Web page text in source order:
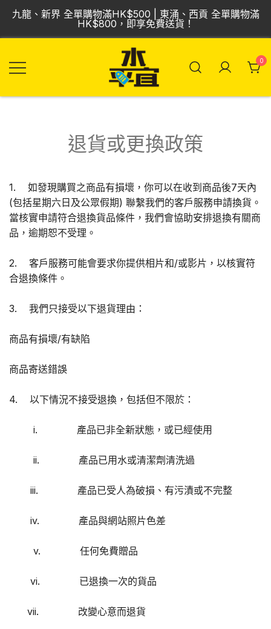
Skip
content
九龍、新界 全單購物滿HK$500 | 東涌、西貢 全單購物滿
HK$800，即享免費送貨！
酒、食品
0
退貨或更換政策
1. 如發現購買之商品有損壞，你可以在收到商品後7天內
(包括星期六日及公眾假期) 聯繫我們的客戶服務申請換貨。
當核實申請符合退換貨品條件，我們會協助安排退換有關商
品，逾期恕不受理。
2. 客戶服務可能會要求你提供相片和/或影片，以核實符
合退換條件。
3. 我們只接受以下退貨理由：
商品有損壞/有缺陷
商品寄送錯誤
4. 以下情況不接受退換，包括但不限於：
i. 產品已非全新狀態，或已經使用
ii. 產品已用水或清潔劑清洗過
iii. 產品已受人為破損、有污漬或不完整
iv. 產品與網站照片色差
v. 任何免費贈品
vi. 已退換一次的貨品
vii. 改變心意而退貨